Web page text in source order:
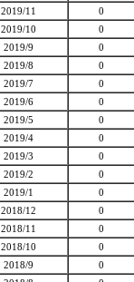
2019/11
0
2019/10
0
2019/9
0
2019/8
0
2019/7
0
2019/6
0
2019/5
0
2019/4
0
2019/3
0
2019/2
0
2019/1
0
2018/12
0
2018/11
0
2018/10
0
2018/9
0